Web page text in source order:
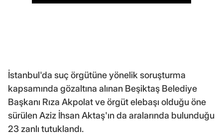
İstanbul'da suç örgütüne yönelik soruşturma
kapsamında gözaltına alınan Beşiktaş Belediye
Başkanı Rıza Akpolat ve örgüt elebaşı olduğu öne
sürülen Aziz İhsan Aktaş'ın da aralarında bulunduğu
23 zanlı tutuklandı.